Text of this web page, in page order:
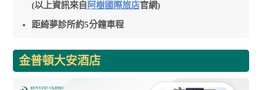
(以上資訊來自 阿樹國際旅店官網)
距綺夢診所約5分鐘車程
金普頓大安酒店